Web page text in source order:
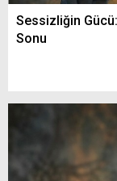
Sessizliğin
Sonu